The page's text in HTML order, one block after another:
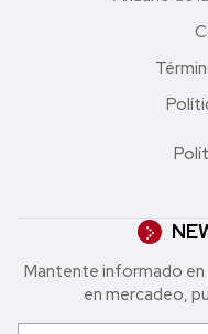
Mantente informado en
en mercadeo,